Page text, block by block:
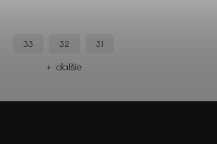
33 32 31
+ ďalšie